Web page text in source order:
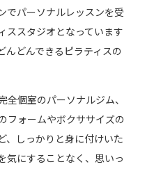
でパーソナルレッスンを受
ススタジオとなっています
んどんできるピラティスの
個室のパーソナルジム、
フォームやボクササイズの
、しっかりと身に付けいた
気にすることなく、思いっ